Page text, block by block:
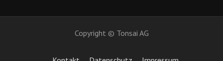
Copyright © Tonsai AG